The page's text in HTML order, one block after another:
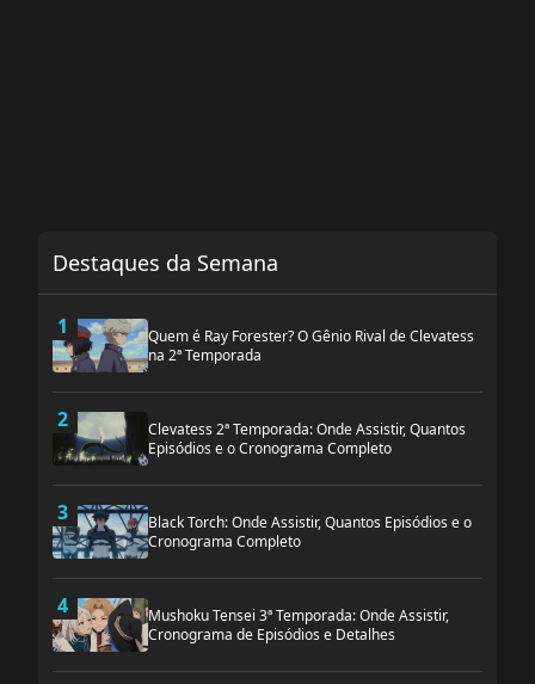
Destaques da Semana
1
Quem é Ray Forester? O Gênio Rival de Clevatess
na 2ª Temporada
2
Clevatess 2ª Temporada: Onde Assistir, Quantos
Episódios e o Cronograma Completo
3
Black Torch: Onde Assistir, Quantos Episódios e o
Cronograma Completo
4
Mushoku Tensei 3ª Temporada: Onde Assistir,
Cronograma de Episódios e Detalhes